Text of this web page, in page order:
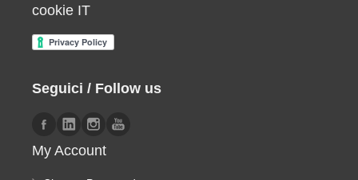
cookie IT
Seguici / Follow us
My Account